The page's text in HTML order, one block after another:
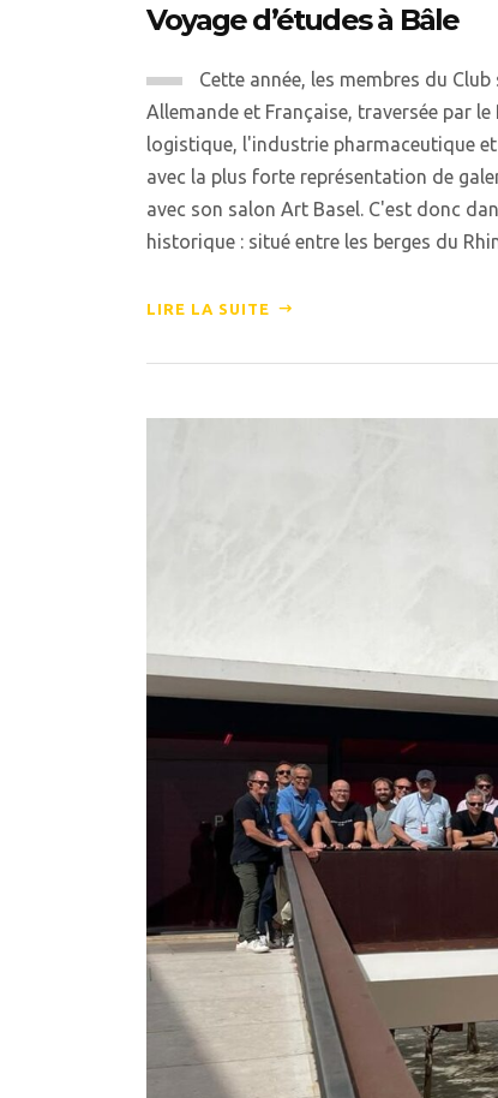
Voyage d’études à Bâle
Cette année, les membres du
Allemande et Française, traversée par
logistique, l'industrie pharmaceutique
avec la plus forte représentation de
avec son salon Art Basel. C'est donc
historique : situé entre les berges du
LIRE LA SUITE